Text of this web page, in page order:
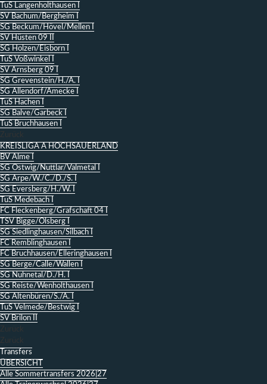
TuS Langenholthausen I
SV Bachum/Bergheim I
SG Beckum/Hövel/Mellen I
SV Hüsten 09 II
SG Holzen/Eisborn I
TuS Voßwinkel I
SV Arnsberg 09 I
SG Grevenstein/H./A. I
SG Allendorf/Amecke I
TuS Hachen I
SG Balve/Garbeck I
TuS Bruchhausen I
Zurück
KREISLIGA A HOCHSAUERLAND
BV Alme I
SG Ostwig/Nuttlar/Valmetal I
SG Arpe/W./C./D./S. I
SG Eversberg/H./W. I
TuS Medebach I
FC Fleckenberg/Grafschaft 04 I
TSV Bigge/Olsberg I
SG Siedlinghausen/Silbach I
FC Remblinghausen I
FC Bruchhausen/Elleringhausen I
SG Berge/Calle/Wallen I
SG Nuhnetal/D./H. I
SG Reiste/Wenholthausen I
SG Altenbüren/S./A. I
TuS Velmede/Bestwig I
SV Brilon II
Zurück
Zurück
Transfers
ÜBERSICHT
Alle Sommertransfers 2026|27